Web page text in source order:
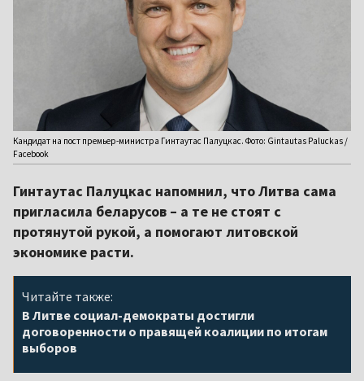
Кандидат на пост премьер-министра Гинтаутас Палуцкас. Фото: Gintautas Paluckas /
Facebook
Гинтаутас Палуцкас напомнил, что Литва сама
пригласила беларусов – а те не стоят с
протянутой рукой, а помогают литовской
экономике расти.
Читайте также:
В Литве социал-демократы достигли
договоренности о правящей коалиции по итогам
выборов